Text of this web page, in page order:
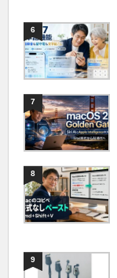
6
7
8
9